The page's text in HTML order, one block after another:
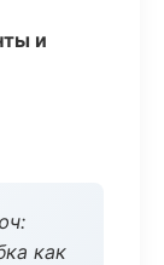
и
как